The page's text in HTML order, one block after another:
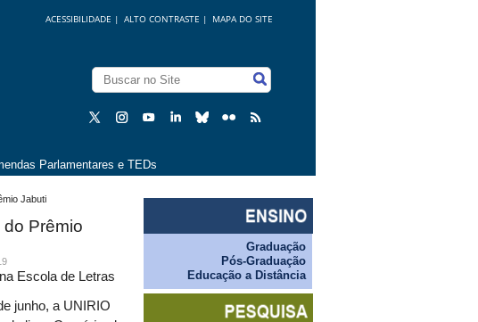
MAPA DO SITE
ALTO CONTRASTE |
ACESSIBILIDADE |
Parlamentares e TEDs
Jabuti
Prêmio
Escola de Letras
junho, a UNIRIO
Graduação
Pós-Graduação
Educação a Distância